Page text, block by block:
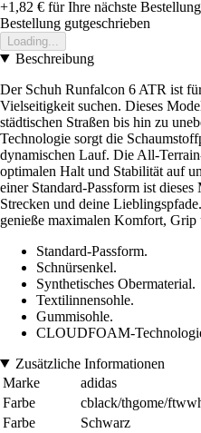
+1,82 € für Ihre nächste
Bestellung gutgeschrieben
Loading...
Beschreibung
Der Schuh Runfalcon 6 ATR ist
Vielseitigkeit suchen. Dieses
städtischen Straßen bis hin zu
Technologie sorgt die
dynamischen Lauf. Die All-
optimalen Halt und Stabilität auf
einer Standard-Passform ist
Strecken und deine
genieße maximalen Komfort,
Standard-Passform.
Schnürsenkel.
Synthetisches Obermaterial.
Textilinnensohle.
Gummisohle.
CLOUDFOAM-
Zusätzliche Informationen
Marke
adidas
Farbe
cblack/thgome/
Farbe
Schwarz